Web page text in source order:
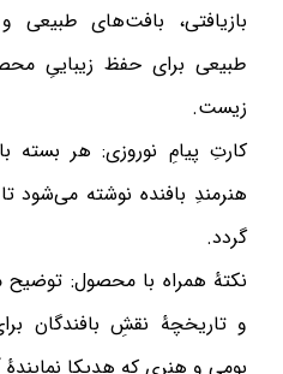
بازیافتی، بافت‌های طبیعی
طبیعی برای حفظ زیباییِ
زیست.
کارتِ پیامِ نوروزی: هر
هنرمندِ بافنده نوشته می‌شود
گردد.
نکتهٔ همراه با محصول:
و تاریخچهٔ نقشِ بافندگان
بومي و هنری که هدیکا